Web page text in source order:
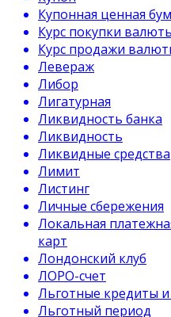
Купонная ценная
Курс покупки
Курс продажи
Левераж
Либор
Лигатурная
Ликвидность банка
Ликвидность
Ликвидные средства
Лимит
Листинг
Личные сбережения
Локальная
карт
Лондонский клуб
ЛОРО-счет
Льготные кредиты
Льготный период